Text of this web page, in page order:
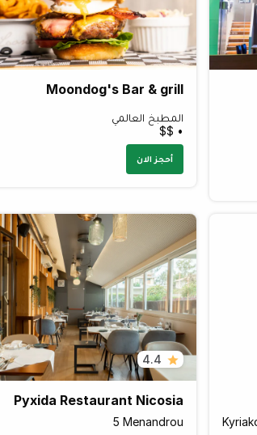
Moondog's Bar & grill
المطبخ العالمي
• $$
أحجز الان
4.4
Pyxida Restaurant Nicosia
5 Menandrou